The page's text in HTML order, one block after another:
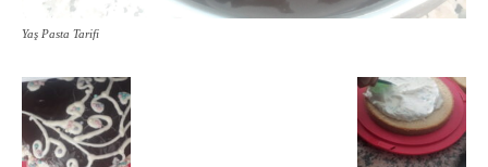
Yaş Pasta Tarifi